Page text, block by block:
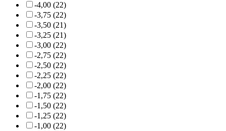
-4,00 (22)
-3,75 (22)
-3,50 (21)
-3,25 (21)
-3,00 (22)
-2,75 (22)
-2,50 (22)
-2,25 (22)
-2,00 (22)
-1,75 (22)
-1,50 (22)
-1,25 (22)
-1,00 (22)